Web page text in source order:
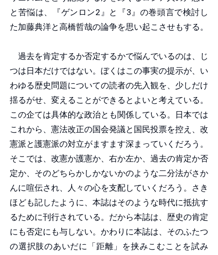
と苦悩は、『ゲンロン2』と『3』の巻頭言で検討し
た加藤典洋と高橋哲哉の論争を思い起こさせもする。
過去を肯定するか否定するかで悩んでいるのは、じ
つは日本だけではない。ぼくはこの事実の提示が、い
わゆる歴史問題についての読者の先入観を、少しだけ
揺るがせ、変えることができるとよいと考えている。
この企ては具体的な政治とも関係している。日本では
これから、憲法改正の国会発議と国民投票を控え、改
憲派と護憲派の対立がますます深まっていくだろう。
そこでは、改憲か護憲か、右か左か、過去の肯定か否
定か、そのどちらかしかないかのような二分法がさか
んに喧伝され、人々の心を支配していくだろう。さき
ほども記したように、本誌はそのような時代に抵抗す
るために刊行されている。だから本誌は、歴史の肯定
にも否定にも与しない。かわりに本誌は、そのふたつ
の選択肢のあいだに「距離」を挟みこむことを試み